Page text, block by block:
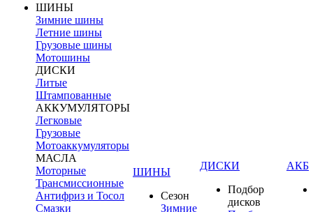
ШИНЫ
Зимние шины
Летние шины
Грузовые шины
Мотошины
ДИСКИ
Литые
Штампованные
АККУМУЛЯТОРЫ
Легковые
Грузовые
Мотоаккумуляторы
МАСЛА
Моторные
Трансмиссионные
Антифриз и Тосол
Смазки
ШИНЫ
Сезон
Зимние
ДИСКИ
Подбор
дисков
АКБ